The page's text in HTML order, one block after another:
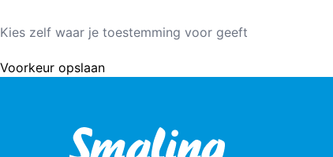
Kies zelf waar je toestemming voor geeft
Voorkeur opslaan